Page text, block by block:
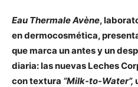
Eau Thermale Avène,
en dermocosmética,
que marca un antes y un
diaria: las nuevas Leches
con textura “Milk-to-Water”,